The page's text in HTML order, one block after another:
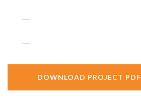
DOWNLOAD PROJECT PDF